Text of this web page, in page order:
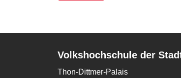
Volkshochschule der
Thon-Dittmer-Palais